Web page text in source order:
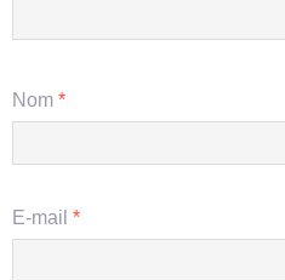
Nom *
E-mail *